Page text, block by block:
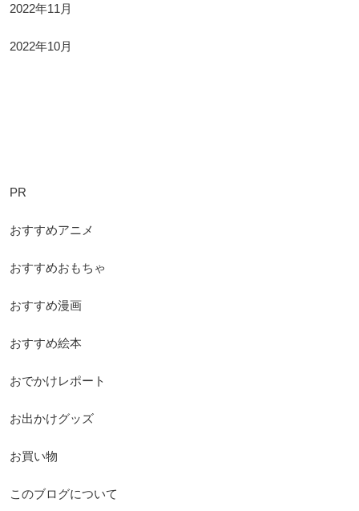
2022年11月
2022年10月
PR
おすすめアニメ
おすすめおもちゃ
おすすめ漫画
おすすめ絵本
おでかけレポート
お出かけグッズ
お買い物
このブログについて